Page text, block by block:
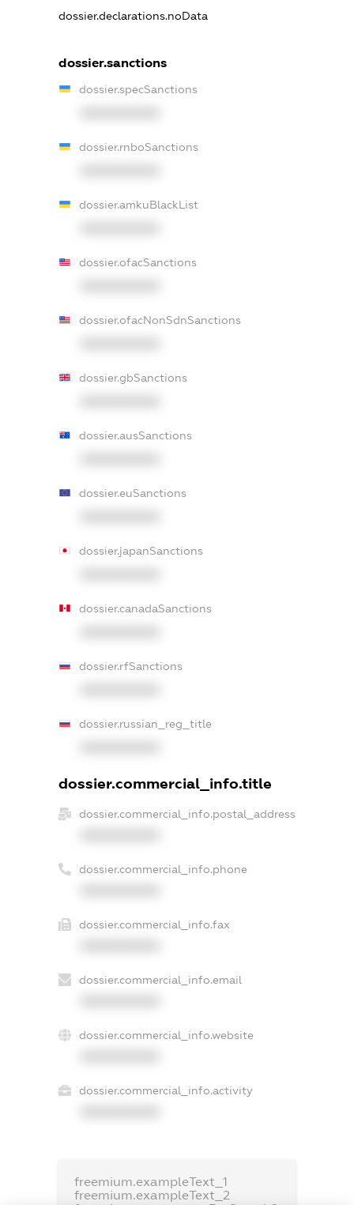
dossier.declarations.noData
dossier.sanctions
dossier.specSanctions
dossier.rnboSanctions
dossier.amkuBlackList
dossier.ofacSanctions
dossier.ofacNonSdnSanctions
dossier.gbSanctions
dossier.ausSanctions
dossier.euSanctions
dossier.japanSanctions
dossier.canadaSanctions
dossier.rfSanctions
dossier.russian_reg_title
dossier.commercial_info.title
dossier.commercial_info.postal_address
dossier.commercial_info.phone
dossier.commercial_info.fax
dossier.commercial_info.email
dossier.commercial_info.website
dossier.commercial_info.activity
freemium.exampleText_1
freemium.exampleText_2